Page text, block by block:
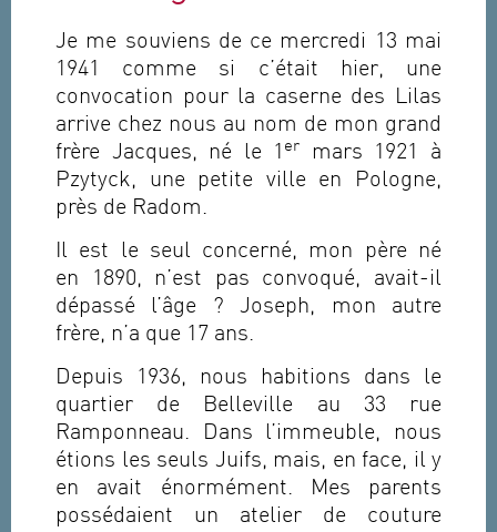
Je me souviens de ce mercredi 13 mai
1941 comme si c’était hier, une
convocation pour la caserne des Lilas
arrive chez nous au nom de mon grand
frère Jacques, né le 1 er
mars 1921 à
Pzytyck, une petite ville en Pologne,
près de Radom.
Il est le seul concerné, mon père né
en 1890, n’est pas convoqué, avait-il
dépassé l’âge ? Joseph, mon autre
frère, n’a que 17 ans.
Depuis 1936, nous habitions dans le
quartier de Belleville au 33 rue
Ramponneau. Dans l’immeuble, nous
étions les seuls Juifs, mais, en face, il y
en avait énormément. Mes parents
possédaient un atelier de couture